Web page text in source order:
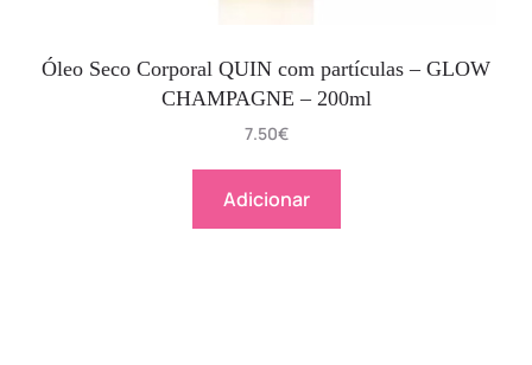
Óleo Seco Corporal QUIN com partículas – GLOW
CHAMPAGNE – 200ml
7.50€
Adicionar